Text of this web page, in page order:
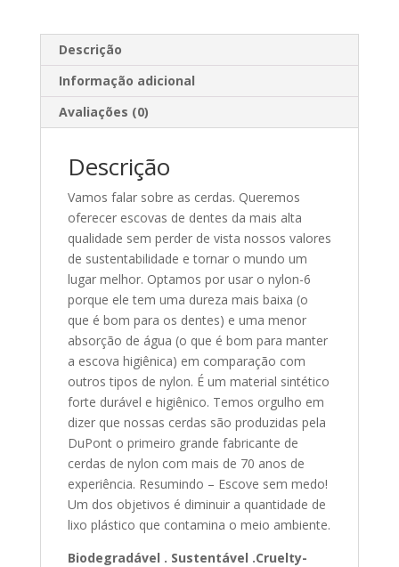
Descrição
Informação adicional
Avaliações (0)
Descrição
Vamos falar sobre as cerdas. Queremos
oferecer escovas de dentes da mais alta
qualidade sem perder de vista nossos valores
de sustentabilidade e tornar o mundo um
lugar melhor. Optamos por usar o nylon-6
porque ele tem uma dureza mais baixa (o
que é bom para os dentes) e uma menor
absorção de água (o que é bom para manter
a escova higiênica) em comparação com
outros tipos de nylon. É um material sintético
forte durável e higiênico. Temos orgulho em
dizer que nossas cerdas são produzidas pela
DuPont o primeiro grande fabricante de
cerdas de nylon com mais de 70 anos de
experiência. Resumindo – Escove sem medo!
Um dos objetivos é diminuir a quantidade de
lixo plástico que contamina o meio ambiente.
Biodegradável . Sustentável .Cruelty-